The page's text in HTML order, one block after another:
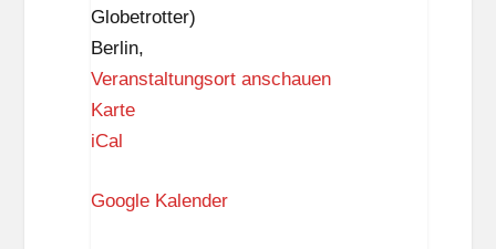
s
S
c
h
ß
Globetrotter)
Berlin,
Veranstaltungsort anschauen
KarteZ
–
iCal
Google Kalender